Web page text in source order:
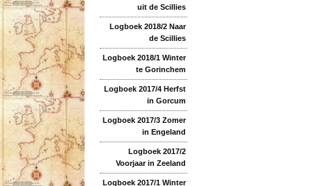
uit de Scillies
Logboek 2018/2 Naar
de Scillies
Logboek 2018/1 Winter
te Gorinchem
Logboek 2017/4 Herfst
in Gorcum
Logboek 2017/3 Zomer
in Engeland
Logboek 2017/2
Voorjaar in Zeeland
Logboek 2017/1 Winter